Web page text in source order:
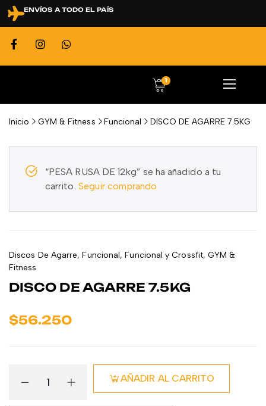
ENVÍOS A TODO EL PAÍS
1
Inicio GYM & Fitness Funcional DISCO DE AGARRE 7.5KG
“PESA RUSA DE 12kg” se ha añadido a tu
carrito. Seguir comprando
Discos De Agarre,Funcional,Funcional y Crossfit,GYM &
Fitness
DISCO DE AGARRE 7.5KG
$56.250
AÑADIR AL CARRITO